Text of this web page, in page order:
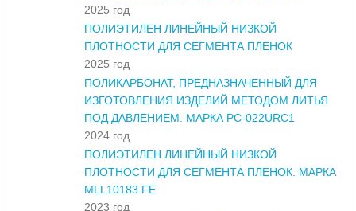
2025 год
ПОЛИЭТИЛЕН ЛИНЕЙНЫЙ НИЗКОЙ
ПЛОТНОСТИ ДЛЯ СЕГМЕНТА ПЛЕНОК
2025 год
ПОЛИКАРБОНАТ, ПРЕДНАЗНАЧЕННЫЙ ДЛЯ
ИЗГОТОВЛЕНИЯ ИЗДЕЛИЙ МЕТОДОМ ЛИТЬЯ
ПОД ДАВЛЕНИЕМ. МАРКА PC-022URC1
2024 год
ПОЛИЭТИЛЕН ЛИНЕЙНЫЙ НИЗКОЙ
ПЛОТНОСТИ ДЛЯ СЕГМЕНТА ПЛЕНОК. МАРКА
MLL10183 FE
2023 год